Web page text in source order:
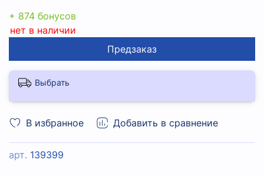
В избранное Добавить в сравнение
арт. 139399
+ 874 бонусов
нет в наличии
Предзаказ
Выбрать